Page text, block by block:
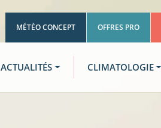
MÉTÉO CONCEPT OFFRES PRO
ACTUALITÉS CLIMATOLOGIE